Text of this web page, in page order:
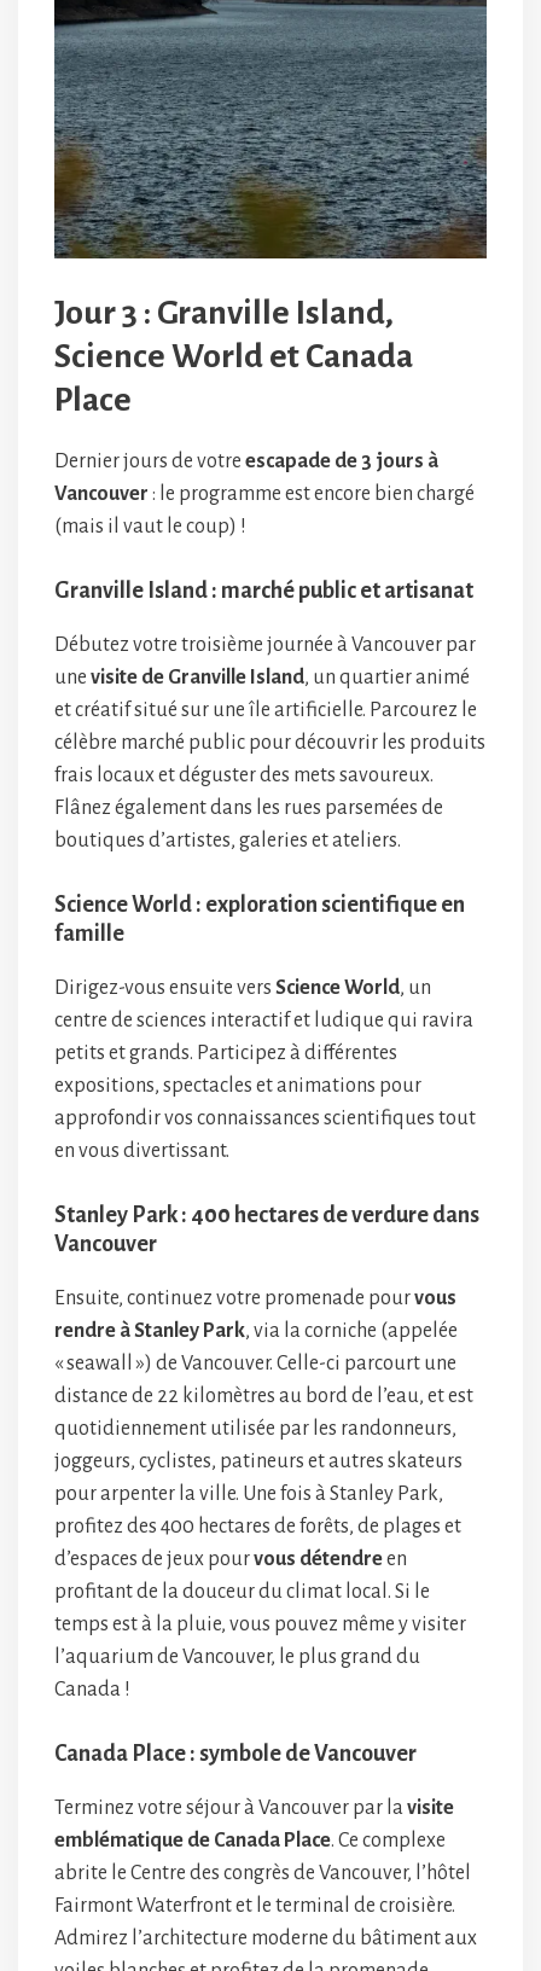
Jour 3 : Granville Island,
Science World et Canada
Place
Dernier jours de votre escapade de 3 jours à
Vancouver : le programme est encore bien chargé
(mais il vaut le coup) !
Granville Island : marché public et artisanat
Débutez votre troisième journée à Vancouver par
une visite de Granville Island, un quartier animé
et créatif situé sur une île artificielle. Parcourez le
célèbre marché public pour découvrir les produits
frais locaux et déguster des mets savoureux.
Flânez également dans les rues parsemées de
boutiques d’artistes, galeries et ateliers.
Science World : exploration scientifique en
famille
Dirigez-vous ensuite vers Science World, un
centre de sciences interactif et ludique qui ravira
petits et grands. Participez à différentes
expositions, spectacles et animations pour
approfondir vos connaissances scientifiques tout
en vous divertissant.
Stanley Park : 400 hectares de verdure dans
Vancouver
Ensuite, continuez votre promenade pourvous
rendre à Stanley Park, via la corniche (appelée
« seawall ») de Vancouver. Celle-ci parcourt une
distance de 22 kilomètres au bord de l’eau, et est
quotidiennement utilisée par les randonneurs,
joggeurs, cyclistes, patineurs et autres skateurs
pour arpenter la ville. Une fois à Stanley Park,
profitez des 400 hectares de forêts, de plages et
d’espaces de jeux pourvous détendreen
profitant de la douceur du climat local. Si le
temps est à la pluie, vous pouvez même y visiter
l’aquarium de Vancouver, le plus grand du
Canada !
Canada Place : symbole de Vancouver
Terminez votre séjour à Vancouver par lavisite
emblématique de Canada Place. Ce complexe
abrite le Centre des congrès de Vancouver, l’hôtel
Fairmont Waterfront et le terminal de croisière.
Admirez l’architecture moderne du bâtiment aux